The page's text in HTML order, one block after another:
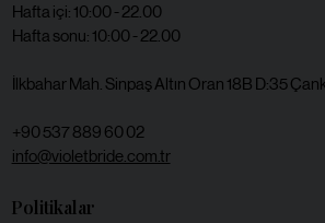
Politikalar
Hafta içi: 10:00 - 22.00
​​Hafta sonu: 10:00 - 22.00
İlkbahar Mah. Sinpaş Altın Oran 18B D:35
+90 537 889 60 02
info@violetbride.com.tr